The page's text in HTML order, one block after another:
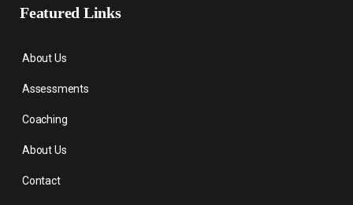
Featured Links
About Us
Assessments
Coaching
About Us
Contact